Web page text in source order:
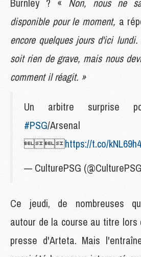
disponible pour le moment, a
encore quelques jours d'ici
soit rien de grave, mais nous
comment il réagit. »
Un arbitre surprise
#PSG/Arsenal
https://t.co/
— CulturePSG
Ce jeudi, de nombreuses
autour de la course au titre lors
presse d'Arteta. Mais